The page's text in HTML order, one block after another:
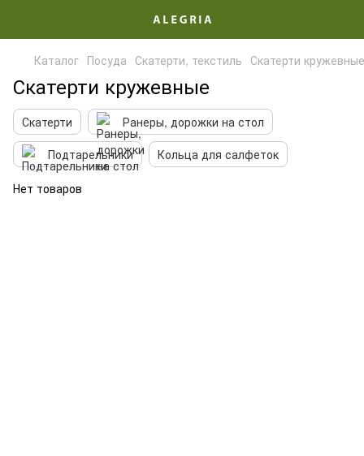
Каталог Посуда Скатерти, текстиль Скатерти кружевные
Скатерти кружевные
Скатерти
Ранеры, дорожки на стол
Подтарельники
Кольца для салфеток
Нет товаров